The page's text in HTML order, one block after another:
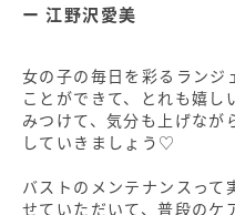
江野沢愛美
女の子の毎日を彩るランジ
ことができて、とれも嬉
みつけて、気分も上げなが
していきましょう♡
バストのメンテナンスって
せていただいて、普段のケ